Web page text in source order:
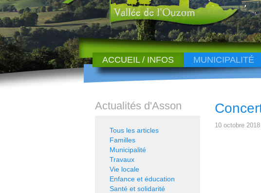
ACCUEIL / INFOS MUNICIPALITÉ
10 octobre 2018
Actualités d'Asson
Tous les articles
Familles
Municipalité
Travaux
Vie locale
Enfance et éducation
Santé et solidarité